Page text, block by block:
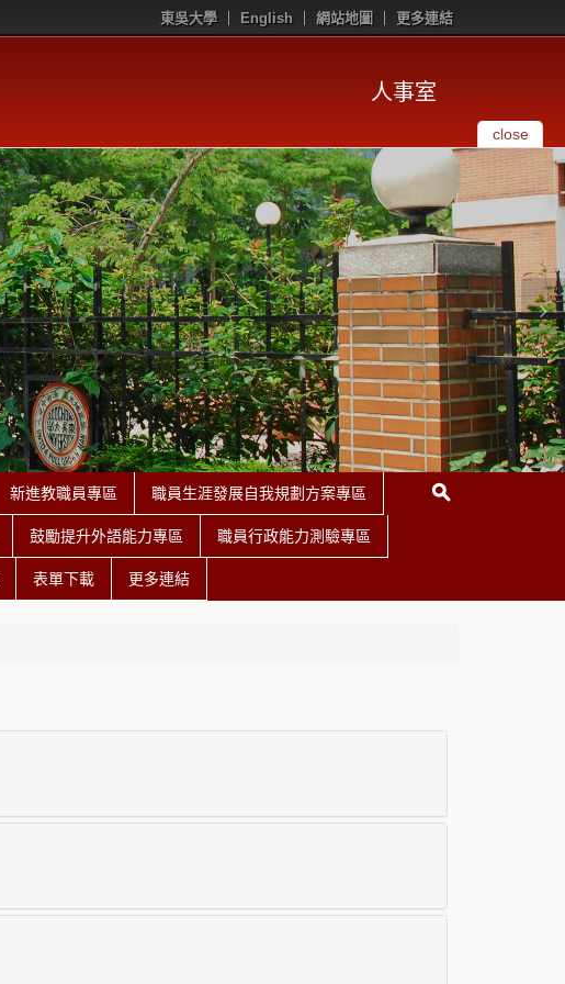
東吳大學 English 網站地圖 更多連結
人事室
close
新進教職員專區 職員生涯發展自我規劃方案專區
鼓勵提升外語能力專區 職員行政能力測驗專區
表單下載 更多連結